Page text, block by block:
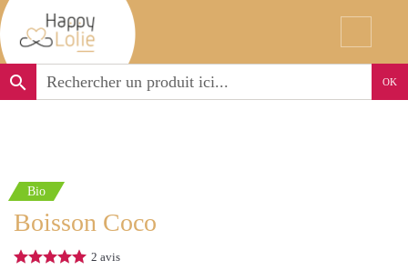
search OK
Bio
Boisson Coco
2 avis